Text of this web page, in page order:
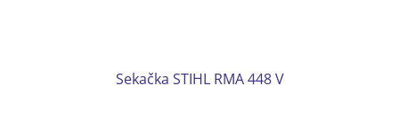
Sekačka STIHL RMA 448 V